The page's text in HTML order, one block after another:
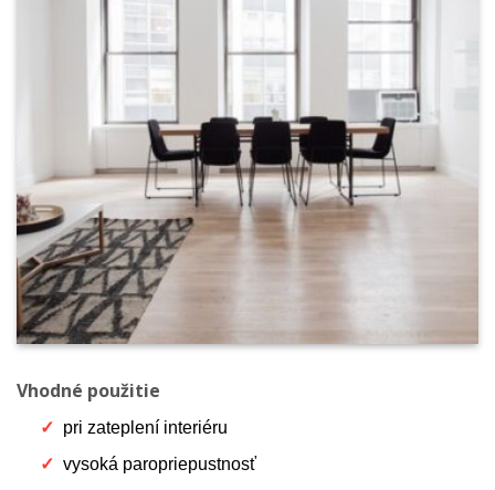
Vhodné použitie
pri zateplení interiéru
vysoká paropriepustnosť